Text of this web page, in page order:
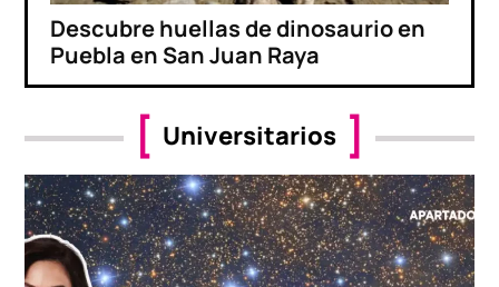
Descubre huellas de dinosaurio en
Puebla en San Juan Raya
Universitarios